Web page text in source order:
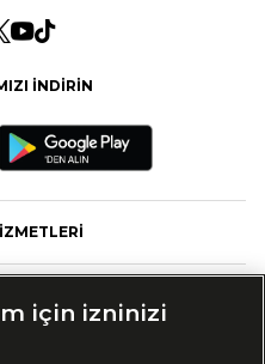
İNDİRİN
için izninizi